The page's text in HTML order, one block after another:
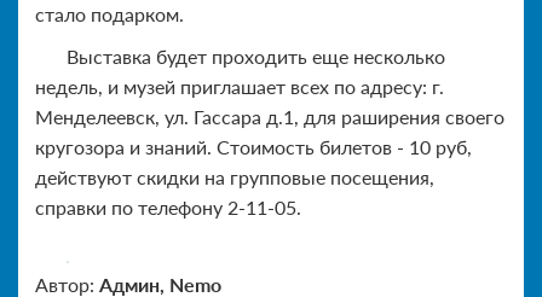
стало подарком.
Выставка будет проходить еще несколько
недель, и музей приглашает всех по адресу: г.
Менделеевск, ул. Гассара д.1, для раширения своего
кругозора и знаний. Стоимость билетов - 10 руб,
действуют скидки на групповые посещения,
справки по телефону 2-11-05.
Автор: Админ, Nemo